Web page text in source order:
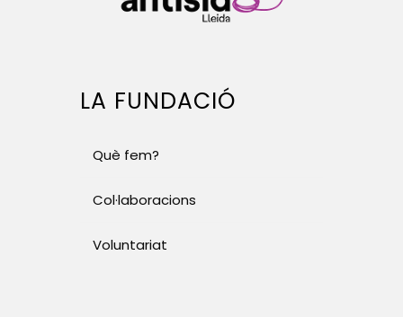
LA FUNDACIÓ
Què fem?
Col·laboracions
Voluntariat